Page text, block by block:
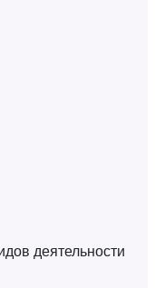
деятельности